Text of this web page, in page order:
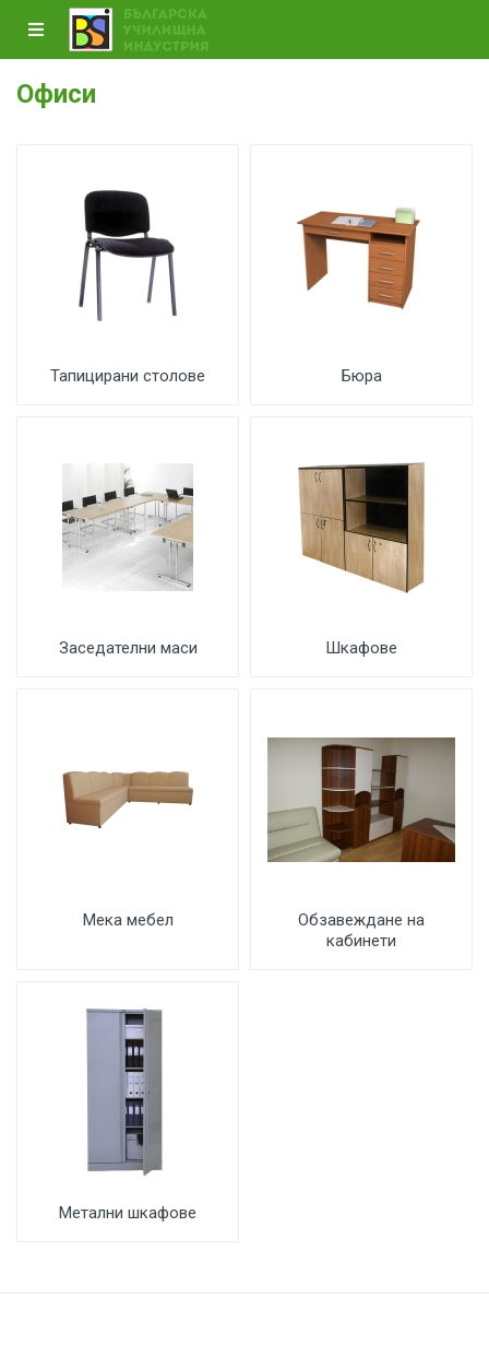
Офиси
Тапицирани столове Бюра
Заседателни маси Шкафове
Мека мебел
Обзавеждане на
кабинети
Метални шкафове